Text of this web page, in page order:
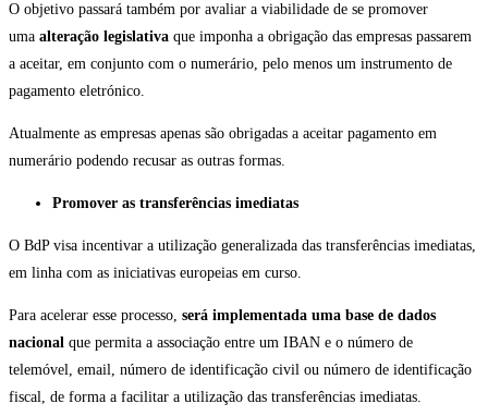
O objetivo passará também por avaliar a viabilidade de se promover
uma alteração legislativa que imponha a obrigação das empresas passarem
a aceitar, em conjunto com o numerário, pelo menos um instrumento de
pagamento eletrónico.
Atualmente as empresas apenas são obrigadas a aceitar pagamento em
numerário podendo recusar as outras formas.
Promover as transferências imediatas
O BdP visa incentivar a utilização generalizada das transferências imediatas,
em linha com as iniciativas europeias em curso.
Para acelerar esse processo, será implementada uma base de dados
nacional que permita a associação entre um IBAN e o número de
telemóvel, email, número de identificação civil ou número de identificação
fiscal, de forma a facilitar a utilização das transferências imediatas.